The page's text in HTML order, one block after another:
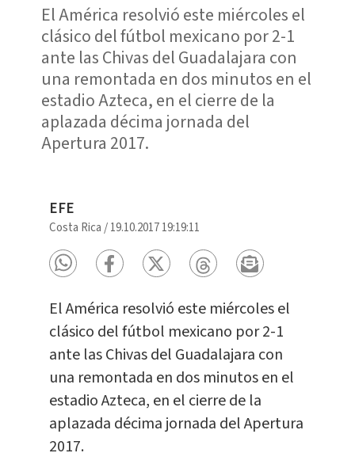
El América resolvió este miércoles el
clásico del fútbol mexicano por 2-1
ante las Chivas del Guadalajara con
una remontada en dos minutos en el
estadio Azteca, en el cierre de la
aplazada décima jornada del
Apertura 2017.
EFE
Costa Rica /19.10.2017 19:19:11
El América resolvió este miércoles el
clásico del fútbol mexicano por 2-1
ante las Chivas del Guadalajara con
una remontada en dos minutos en el
estadio Azteca, en el cierre de la
aplazada décima jornada del Apertura
2017.